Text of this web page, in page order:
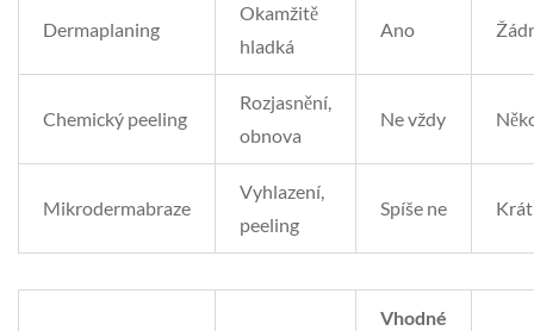
Dermaplaning
Okamžitě
hladká
Ano
Chemický peeling
Rozjasnění,
obnova
Ne vždy
Mikrodermabraze
Vyhlazení,
peeling
Spíše ne
Vhodné